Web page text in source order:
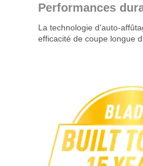
Performances
La technologie d'auto-
efficacité de coupe longue